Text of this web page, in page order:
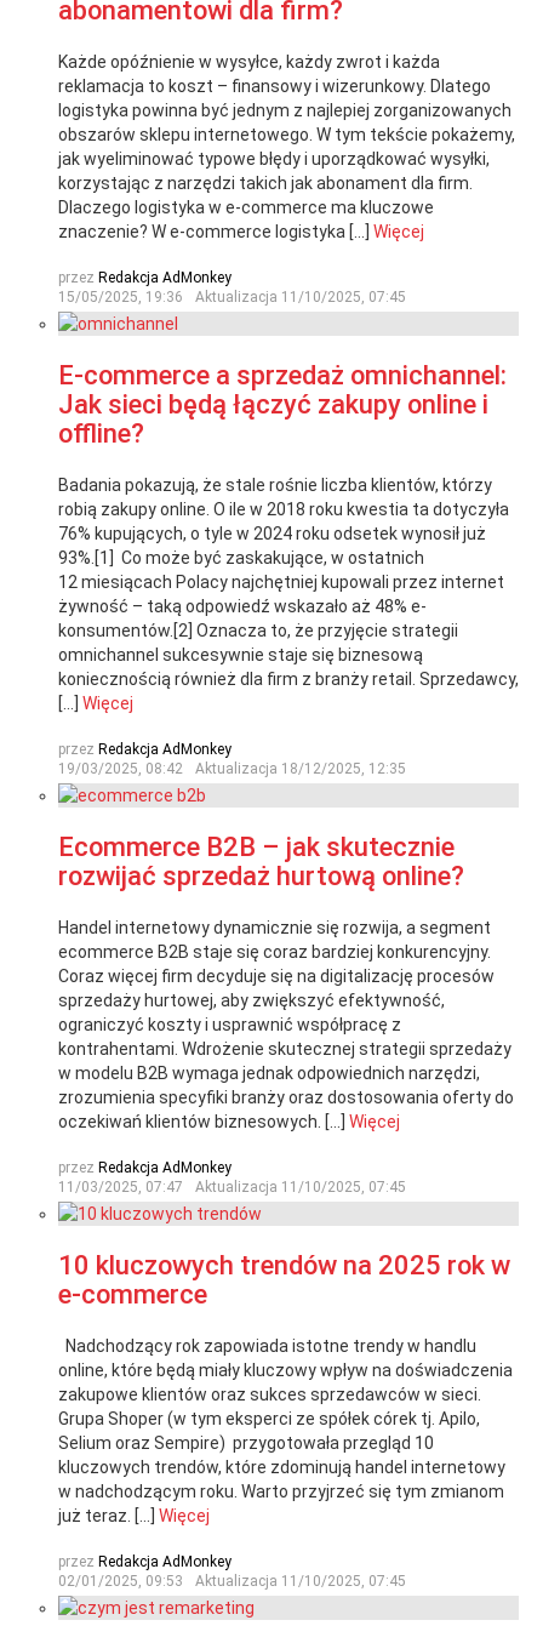
abonamentowi dla firm?
Każde opóźnienie w wysyłce, każdy zwrot i każda
reklamacja to koszt – finansowy i wizerunkowy. Dlatego
logistyka powinna być jednym z najlepiej zorganizowanych
obszarów sklepu internetowego. W tym tekście pokażemy,
jak wyeliminować typowe błędy i uporządkować wysyłki,
korzystając z narzędzi takich jak abonament dla firm.
Dlaczego logistyka w e-commerce ma kluczowe
znaczenie? W e-commerce logistyka […] Więcej
przez Redakcja AdMonkey
15/05/2025, 19:36
Aktualizacja 11/10/2025, 07:45
E-commerce a sprzedaż omnichannel:
Jak sieci będą łączyć zakupy online i
offline?
Badania pokazują, że stale rośnie liczba klientów, którzy
robią zakupy online. O ile w 2018 roku kwestia ta dotyczyła
76% kupujących, o tyle w 2024 roku odsetek wynosił już
93%.[1] Co może być zaskakujące, w ostatnich
12 miesiącach Polacy najchętniej kupowali przez internet
żywność – taką odpowiedź wskazało aż 48% e-
konsumentów.[2] Oznacza to, że przyjęcie strategii
omnichannel sukcesywnie staje się biznesową
koniecznością również dla firm z branży retail. Sprzedawcy,
[…] Więcej
przez Redakcja AdMonkey
19/03/2025, 08:42
Aktualizacja 18/12/2025, 12:35
Ecommerce B2B – jak skutecznie
rozwijać sprzedaż hurtową online?
Handel internetowy dynamicznie się rozwija, a segment
ecommerce B2B staje się coraz bardziej konkurencyjny.
Coraz więcej firm decyduje się na digitalizację procesów
sprzedaży hurtowej, aby zwiększyć efektywność,
ograniczyć koszty i usprawnić współpracę z
kontrahentami. Wdrożenie skutecznej strategii sprzedaży
w modelu B2B wymaga jednak odpowiednich narzędzi,
zrozumienia specyfiki branży oraz dostosowania oferty do
oczekiwań klientów biznesowych. […] Więcej
przez Redakcja AdMonkey
11/03/2025, 07:47
Aktualizacja 11/10/2025, 07:45
10 kluczowych trendów na 2025 rok w
e-commerce
Nadchodzący rok zapowiada istotne trendy w handlu
online, które będą miały kluczowy wpływ na doświadczenia
zakupowe klientów oraz sukces sprzedawców w sieci.
Grupa Shoper (w tym eksperci ze spółek córek tj. Apilo,
Selium oraz Sempire) przygotowała przegląd 10
kluczowych trendów, które zdominują handel internetowy
w nadchodzącym roku. Warto przyjrzeć się tym zmianom
już teraz. […] Więcej
przez Redakcja AdMonkey
02/01/2025, 09:53
Aktualizacja 11/10/2025, 07:45